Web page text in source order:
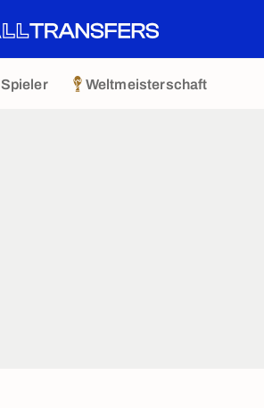
Spieler Weltmeisterschaft